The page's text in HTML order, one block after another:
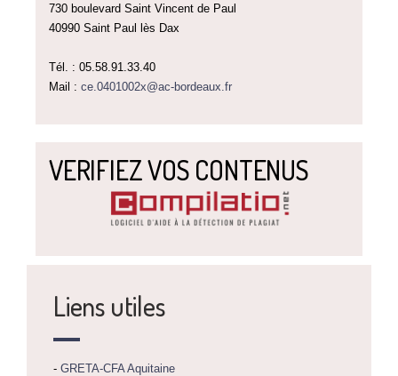
730 boulevard Saint Vincent de Paul
40990 Saint Paul lès Dax
Tél. : 05.58.91.33.40
Mail : ce.0401002x@ac-bordeaux.fr
VERIFIEZ VOS CONTENUS
Liens utiles
- GRETA-CFA Aquitaine